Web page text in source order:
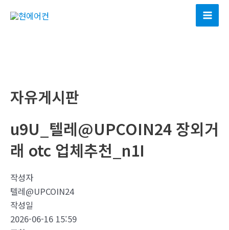
Main
자유게시판
u9U_텔레@UPCOIN24 장외거
래 otc 업체추천_n1I
작성자
텔레@UPCOIN24
작성일
2026-06-16 15:59